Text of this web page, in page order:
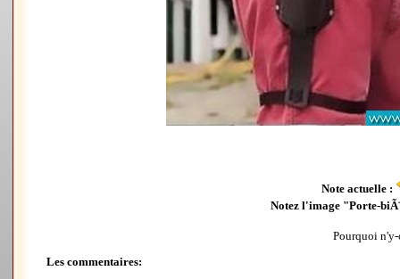
Note actuelle :
Notez l'image "Porte-
Pourquoi
Les commentaires: